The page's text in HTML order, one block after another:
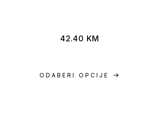
ODABERI OPCIJE
42.40 KM